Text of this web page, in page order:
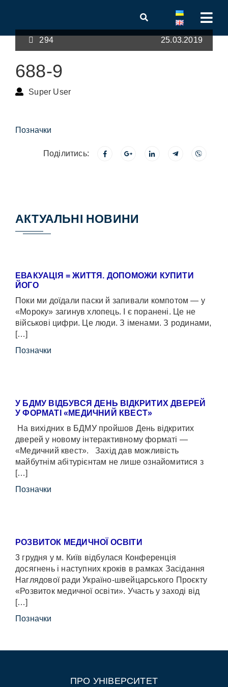
294 25.03.2019
688-9
Super User
Позначки
Поділитись:
АКТУАЛЬНІ НОВИНИ
ЕВАКУАЦІЯ = ЖИТТЯ. ДОПОМОЖИ КУПИТИ
ЙОГО
Поки ми доїдали паски й запивали компотом — у
«Мороку» загинув хлопець. І є поранені. Це не
військові цифри. Це люди. З іменами. З родинами,
[…]
Позначки
У БДМУ ВІДБУВСЯ ДЕНЬ ВІДКРИТИХ ДВЕРЕЙ
У ФОРМАТІ «МЕДИЧНИЙ КВЕСТ»
На вихідних в БДМУ пройшов День відкритих
дверей у новому інтерактивному форматі —
«Медичний квест». Захід дав можливість
майбутнім абітурієнтам не лише ознайомитися з
[…]
Позначки
РОЗВИТОК МЕДИЧНОЇ ОСВІТИ
3 грудня у м. Київ відбулася Конференція
досягнень і наступних кроків в рамках Засідання
Наглядової ради Україно-швейцарського Проєкту
«Розвиток медичної освіти». Участь у заході від
[…]
Позначки
ПРО УНІВЕРСИТЕТ